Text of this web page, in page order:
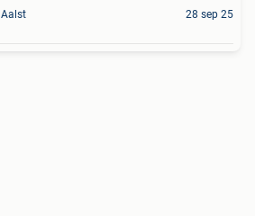
Aalst 28 sep 25